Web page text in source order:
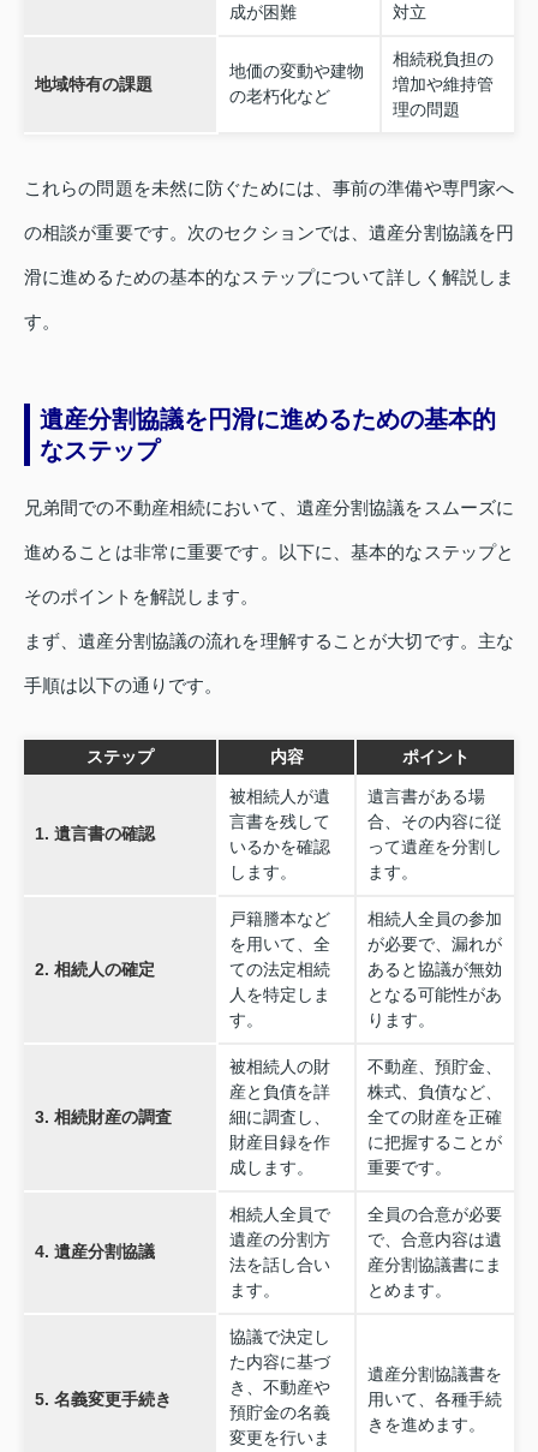
成が困難 対立
地域特有の課題
地価の変動や建物
の老朽化など
相続税負担の
増加や維持管
理の問題
これらの問題を未然に防ぐためには、事前の準備や専門家へ
の相談が重要です。次のセクションでは、遺産分割協議を円
滑に進めるための基本的なステップについて詳しく解説しま
す。
遺産分割協議を円滑に進めるための基本的
なステップ
兄弟間での不動産相続において、遺産分割協議をスムーズに
進めることは非常に重要です。以下に、基本的なステップと
そのポイントを解説します。
まず、遺産分割協議の流れを理解することが大切です。主な
手順は以下の通りです。
ステップ 内容 ポイント
1. 遺言書の確認
被相続人が遺
言書を残して
いるかを確認
します。
遺言書がある場
合、その内容に従
って遺産を分割し
ます。
2. 相続人の確定
戸籍謄本など
を用いて、全
ての法定相続
人を特定しま
す。
相続人全員の参加
が必要で、漏れが
あると協議が無効
となる可能性があ
ります。
3. 相続財産の調査
被相続人の財
産と負債を詳
細に調査し、
財産目録を作
成します。
不動産、預貯金、
株式、負債など、
全ての財産を正確
に把握することが
重要です。
4. 遺産分割協議
相続人全員で
遺産の分割方
法を話し合い
ます。
全員の合意が必要
で、合意内容は遺
産分割協議書にま
とめます。
5. 名義変更手続き
協議で決定し
た内容に基づ
き、不動産や
預貯金の名義
変更を行いま
遺産分割協議書を
用いて、各種手続
きを進めます。